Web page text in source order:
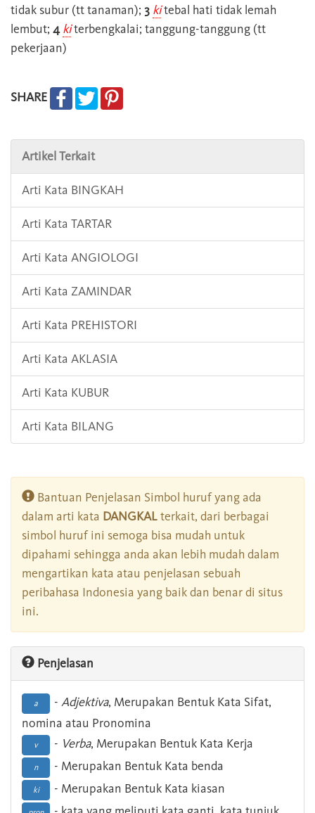
tidak subur (tt tanaman); 3 kitebal hati tidak lemah
lembut; 4 kiterbengkalai; tanggung-tanggung (tt
pekerjaan)
SHARE
Artikel Terkait
Arti Kata BINGKAH
Arti Kata TARTAR
Arti Kata ANGIOLOGI
Arti Kata ZAMINDAR
Arti Kata PREHISTORI
Arti Kata AKLASIA
Arti Kata KUBUR
Arti Kata BILANG
Bantuan Penjelasan Simbol huruf yang ada
dalam arti kata DANGKALterkait, dari berbagai
simbol huruf ini semoga bisa mudah untuk
dipahami sehingga anda akan lebih mudah dalam
mengartikan kata atau penjelasan sebuah
peribahasa Indonesia yang baik dan benar di situs
ini.
Penjelasan
a - Adjektiva, Merupakan Bentuk Kata Sifat,
nomina atau Pronomina
v - Verba, Merupakan Bentuk Kata Kerja
n - Merupakan Bentuk Kata benda
ki - Merupakan Bentuk Kata kiasan